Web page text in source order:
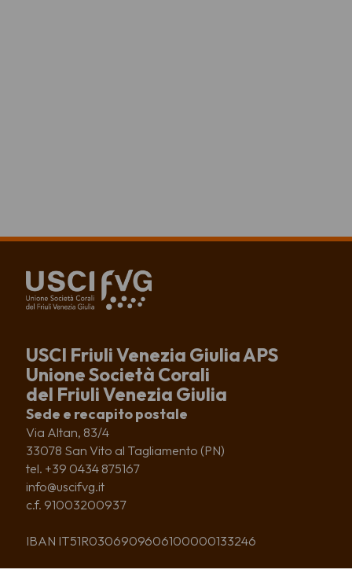
USCI Friuli Venezia Giulia APS
Unione Società Corali
del Friuli Venezia Giulia
Sede e recapito postale
Via Altan, 83/4
33078 San Vito al Tagliamento (PN)
tel. +39 0434 875167
info@uscifvg.it
c.f. 91003200937
IBAN IT51R0306909606100000133246